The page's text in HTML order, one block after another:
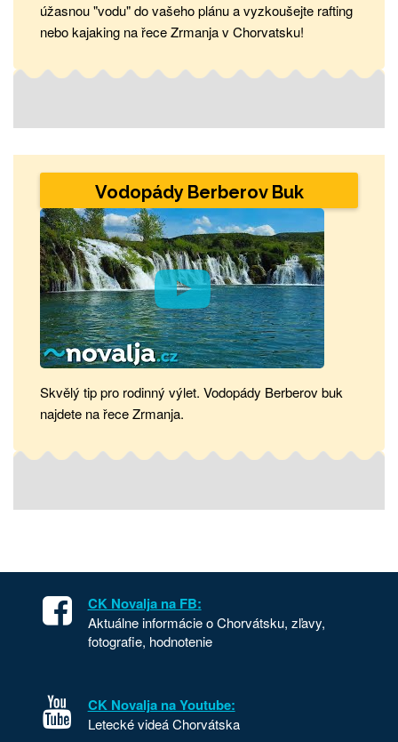
úžasnou "vodu" do vašeho plánu a vyzkoušejte rafting
nebo kajaking na řece Zrmanja v Chorvatsku!
Vodopády Berberov Buk
Skvělý tip pro rodinný výlet. Vodopády Berberov buk
najdete na řece Zrmanja.
CK Novalja na FB:
Aktuálne informácie o Chorvátsku, zľavy,
fotografie, hodnotenie
CK Novalja na Youtube:
Letecké videá Chorvátska